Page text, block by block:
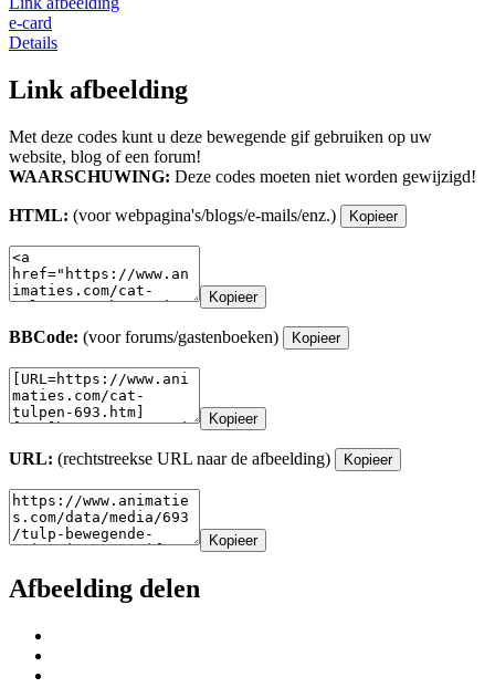
e-card
Details
Link afbeelding
Met deze codes kunt u deze bewegende gif gebruiken op uw
website, blog of een forum!
WAARSCHUWING: Deze codes moeten niet worden gewijzigd!
HTML: (voor webpagina's/blogs/e-mails/enz.) Kopieer
Kopieer
BBCode: (voor forums/gastenboeken) Kopieer
Kopieer
URL: (rechtstreekse URL naar de afbeelding) Kopieer
Kopieer
Afbeelding delen